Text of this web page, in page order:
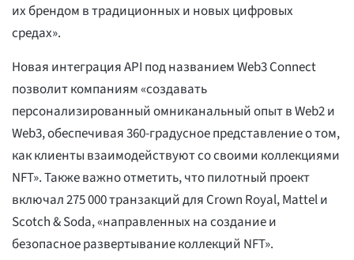
их брендом в традиционных и новых цифровых
средах».
Новая интеграция API под названием Web3 Connect
позволит компаниям «создавать
персонализированный омниканальный опыт в Web2 и
Web3, обеспечивая 360-градусное представление о том,
как клиенты взаимодействуют со своими коллекциями
NFT». Также важно отметить, что пилотный проект
включал 275 000 транзакций для Crown Royal, Mattel и
Scotch & Soda, «направленных на создание и
безопасное развертывание коллекций NFT».